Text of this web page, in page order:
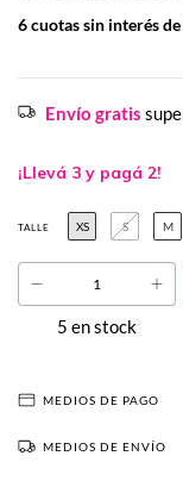
6cuotas sin interés de
Envío gratis
¡Llevá 3 y pagá 2!
TALLE XS S M
5 en stock
MEDIOS DE PAGO
MEDIOS DE ENVÍO